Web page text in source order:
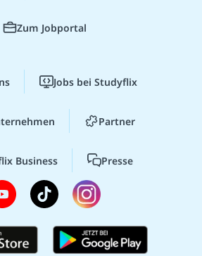
Zum Jobportal
Jobs bei Studyflix
Partner
Business Presse